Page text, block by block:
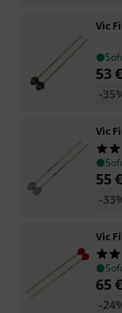
Vic
53€
-
Vic
55€
-
Vic
65€
-